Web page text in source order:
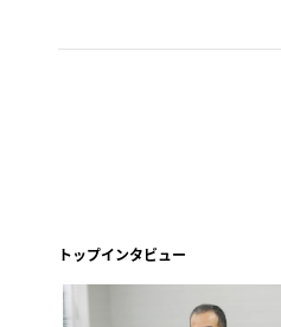
トップインタビュー